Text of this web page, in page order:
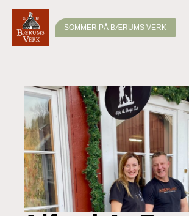
SOMMER PÅ BÆRUMS VERK